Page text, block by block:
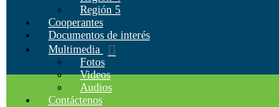
Región 5
Cooperantes
Documentos de interés
Multimedia
Fotos
Videos
Audios
Contáctenos